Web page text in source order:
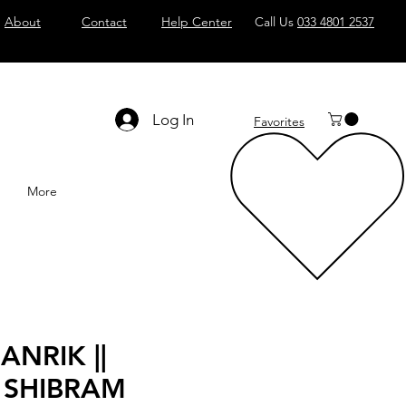
About Contact Help Center Call Us 033 4801 2537
Log In Favorites
More
||
|| SHIBRAM